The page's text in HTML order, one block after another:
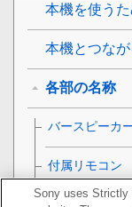
本機を使う
本機とつな
各部の名称
バースピーカ
付属リモコン
アプリのリモ
Sony uses Strictly